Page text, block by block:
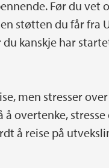
Før du vet
støtten du får fra
kanskje har
men stresser
å overtenke,
å reise på